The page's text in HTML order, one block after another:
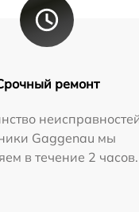
ремонт
Gaggenau мы
в течение 2 часов.